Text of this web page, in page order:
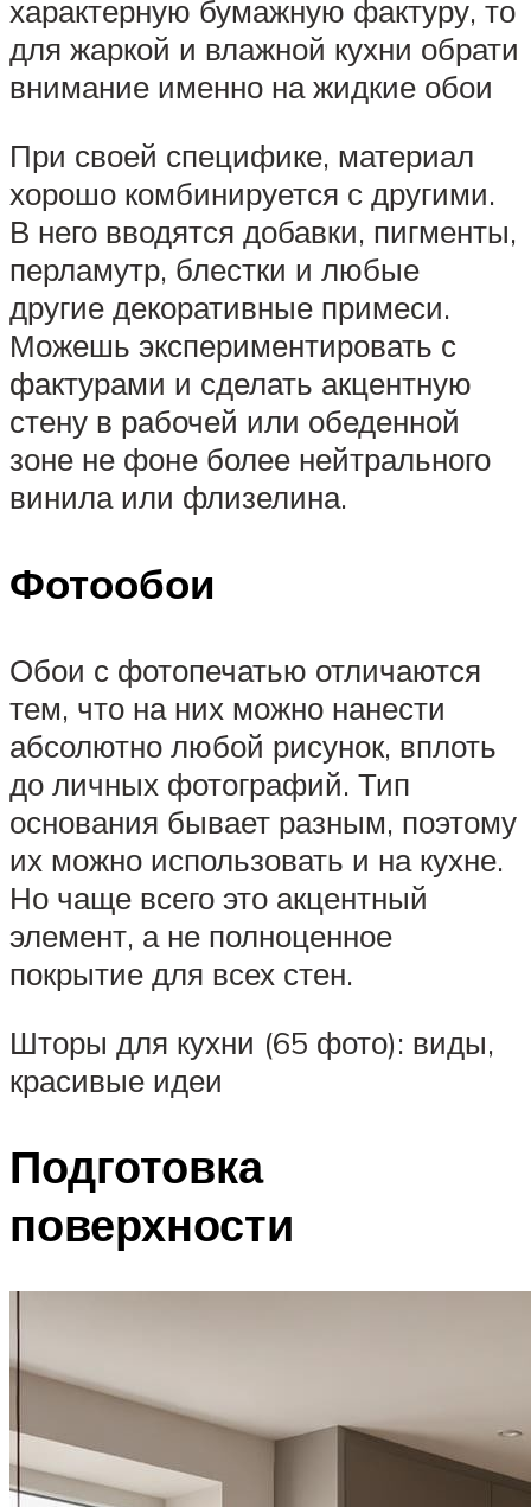
характерную бумажную фактуру, то
для жаркой и влажной кухни обрати
внимание именно на жидкие обои
При своей специфике, материал
хорошо комбинируется с другими.
В него вводятся добавки, пигменты,
перламутр, блестки и любые
другие декоративные примеси.
Можешь экспериментировать с
фактурами и сделать акцентную
стену в рабочей или обеденной
зоне не фоне более нейтрального
винила или флизелина.
Фотообои
Обои с фотопечатью отличаются
тем, что на них можно нанести
абсолютно любой рисунок, вплоть
до личных фотографий. Тип
основания бывает разным, поэтому
их можно использовать и на кухне.
Но чаще всего это акцентный
элемент, а не полноценное
покрытие для всех стен.
Шторы для кухни (65 фото): виды,
красивые идеи
Подготовка
поверхности